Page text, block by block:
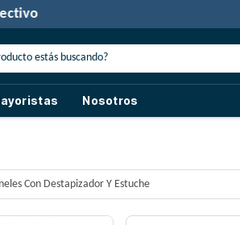
Nosotros
de descuento
Con Destapizador Y Estuche